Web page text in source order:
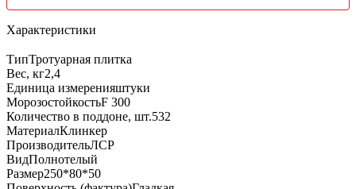
Характеристики
ТипТротуарная плитка
Вес, кг2,4
Единица измеренияштуки
МорозостойкостьF 300
Количество в поддоне, шт.532
МатериалКлинкер
ПроизводительЛСР
ВидПолнотелый
Размер250*80*50